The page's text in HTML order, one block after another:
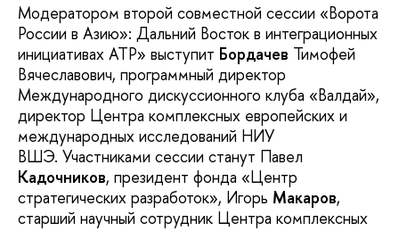
Модератором второй совместной сессии «Ворота
России в Азию»: Дальний Восток в интеграционных
инициативах АТР» выступит Бордачев Тимофей
Вячеславович, программный директор
Международного дискуссионного клуба «Валдай»,
директор Центра комплексных европейских и
международных исследований НИУ
ВШЭ. Участниками сессии станут Павел
Кадочников, президент фонда «Центр
стратегических разработок», Игорь Макаров,
старший научный сотрудник Центра комплексных